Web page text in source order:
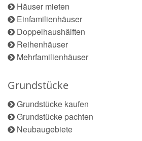
Häuser mieten
Einfamilienhäuser
Doppelhaushälften
Reihenhäuser
Mehrfamilienhäuser
Grundstücke
Grundstücke kaufen
Grundstücke pachten
Neubaugebiete